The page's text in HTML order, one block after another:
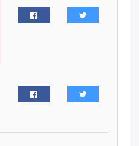
хийн үйлдвэрлэлийн
онд эхлүүлнэ
материалд эхний
угсралтын ажил
байна